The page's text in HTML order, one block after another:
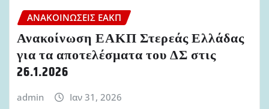
ΑΝΑΚΟΙΝΏΣΕΙΣ ΕΑΚΠ
Ανακοίνωση ΕΑΚΠ Στερεάς Ελλάδας
για τα αποτελέσματα του ΔΣ στις
26.1.2026
admin Ιαν 31, 2026